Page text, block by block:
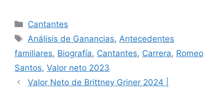
Categories
Cantantes
Tags
Análisis de Ganancias,Antecedentes
familiares, Biografía, Cantantes, Carrera, Romeo
Santos, Valor neto 2023
Valor Neto de Brittney Griner 2024 |